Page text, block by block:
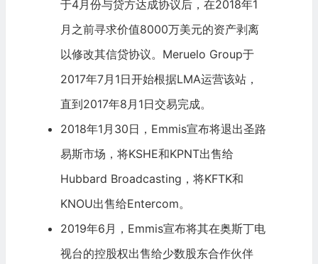
于4月份与贷方达成协议后，在2018年1
月之前寻求价值8000万美元的资产剥离
以修改其信贷协议。Meruelo Group于
2017年7月1日开始根据LMA运营该站，
直到2017年8月1日交易完成。
2018年1月30日，Emmis宣布将退出圣路
易斯市场，将KSHE和KPNT出售给
Hubbard Broadcasting，将KFTK和
KNOU出售给Entercom。
2019年6月，Emmis宣布将其在奥斯丁电
视台的控股权出售给少数股东合作伙伴